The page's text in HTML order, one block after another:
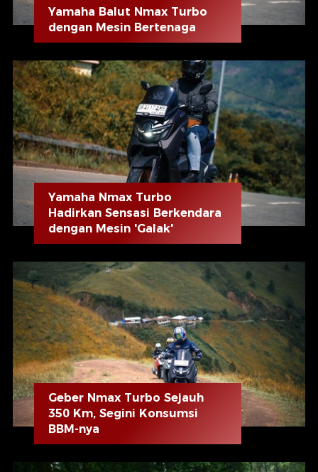
Yamaha Balut Nmax Turbo
dengan Mesin Bertenaga
Yamaha Nmax Turbo
Hadirkan Sensasi Berkendara
dengan Mesin 'Galak'
Geber Nmax Turbo Sejauh
350 Km, Segini Konsumsi
BBM-nya